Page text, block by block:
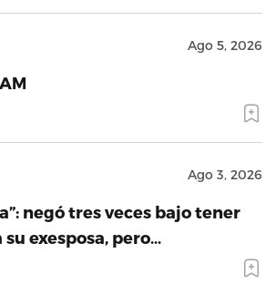
Ago 5, 2026
Ago 3, 2026
negó tres veces bajo tener
exesposa, pero…